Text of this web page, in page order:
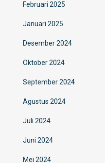
Februari 2025
Januari 2025
Desember 2024
Oktober 2024
September 2024
Agustus 2024
Juli 2024
Juni 2024
Mei 2024